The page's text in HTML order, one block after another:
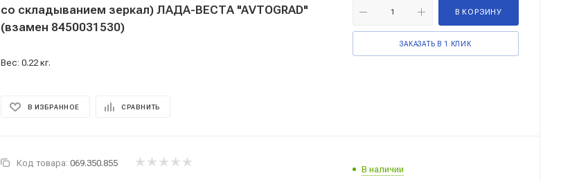
со складыванием зеркал) ЛАДА-ВЕСТА "AVTOGRAD"
(взамен 8450031530)
Вес: 0.22 кг.
В ИЗБРАННОЕ СРАВНИТЬ
В КОРЗИНУ
ЗАКАЗАТЬ В 1 КЛИК
Код товара: 069.350.855
В наличии